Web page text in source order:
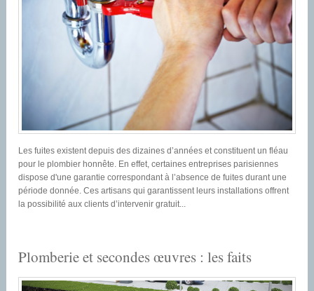
Les fuites existent depuis des dizaines d’années et constituent un fléau
pour le plombier honnête. En effet, certaines entreprises parisiennes
dispose d'une garantie correspondant à l’absence de fuites durant une
période donnée. Ces artisans qui garantissent leurs installations offrent
la possibilité aux clients d’intervenir gratuit...
Plomberie et secondes œuvres : les faits